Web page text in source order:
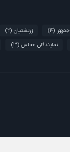
(4) زرتشتیان (2)
نمایندگان مجلس (3)